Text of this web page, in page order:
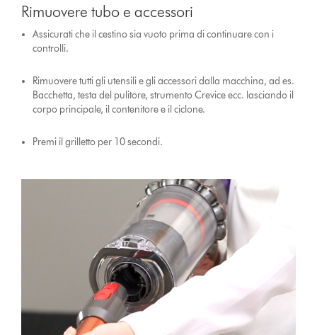
Rimuovere tubo e accessori
Assicurati che il cestino sia vuoto prima di continuare con i
controlli.
Rimuovere tutti gli utensili e gli accessori dalla macchina, ad es.
Bacchetta, testa del pulitore, strumento Crevice ecc. lasciando il
corpo principale, il contenitore e il ciclone.
Premi il grilletto per 10 secondi.